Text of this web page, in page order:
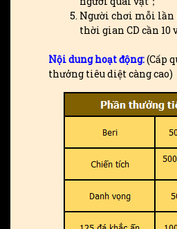
Người chơi mỗi lần
thời gian CD cần 10
Nội dung hoạt động:(Cấp
thưởng tiêu diệt càng cao)